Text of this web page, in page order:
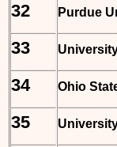
32 Purdue
33
34 Ohio
35